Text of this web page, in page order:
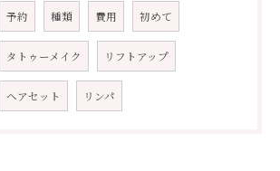
予約 種類 費用 初めて
タトゥーメイク リフトアップ
ヘアセット リンパ